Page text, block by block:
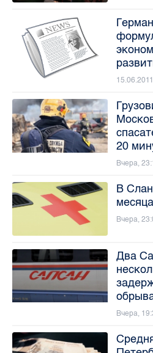
20
Вчера,
В
Вчера,
Два
Вчера,